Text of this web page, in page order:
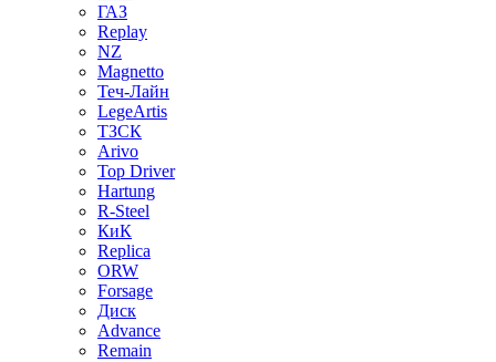
ГАЗ
Replay
NZ
Magnetto
Теч-Лайн
LegeArtis
ТЗСК
Arivo
Top Driver
Hartung
R-Steel
КиК
Replica
ORW
Forsage
Диск
Advance
Remain